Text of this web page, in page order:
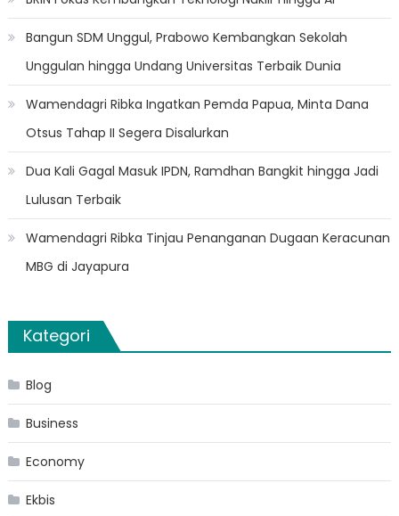
Bangun SDM Unggul, Prabowo Kembangkan Sekolah
Unggulan hingga Undang Universitas Terbaik Dunia
Wamendagri Ribka Ingatkan Pemda Papua, Minta Dana
Otsus Tahap II Segera Disalurkan
Dua Kali Gagal Masuk IPDN, Ramdhan Bangkit hingga Jadi
Lulusan Terbaik
Wamendagri Ribka Tinjau Penanganan Dugaan Keracunan
MBG di Jayapura
Kategori
Blog
Business
Economy
Ekbis